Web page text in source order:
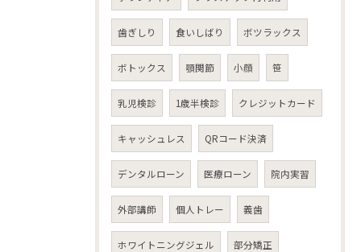
歯ぎしり 食いしばり ボツラックス
ボトックス 顎関節 小顔 笹
乳児検診 1歳半検診 クレジットカード
キャッシュレス QRコード決済
デンタルローン 医療ローン 院内実習
外部講師 個人トレー 義歯
ホワイトニングジェル 部分矯正